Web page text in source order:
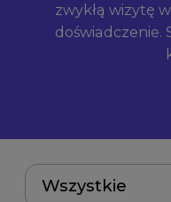
zwykłą wizytę
doświadczenie.
Wszystkie